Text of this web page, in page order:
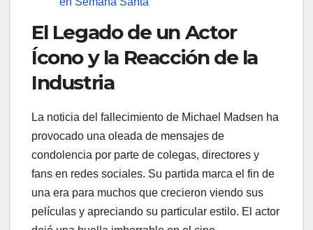
El Legado de un Actor
Ícono y la Reacción de la
Industria
La noticia del fallecimiento de Michael Madsen ha
provocado una oleada de mensajes de
condolencia por parte de colegas, directores y
fans en redes sociales. Su partida marca el fin de
una era para muchos que crecieron viendo sus
películas y apreciando su particular estilo. El actor